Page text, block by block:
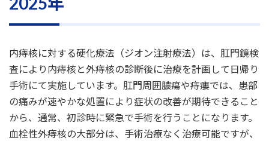
内痔核に対する硬化療法（ジオン注射療法）は、肛門鏡検
査により内痔核と外痔核の診断後に治療を計画して日帰り
手術にて実施しています。肛門周囲膿瘍や痔瘻では、患部
の痛みが速やかな処置により症状の改善が期待できること
から、通常、初診時に緊急で手術を行うことになります。
血栓性外痔核の大部分は、手術治療なく治療可能ですが、